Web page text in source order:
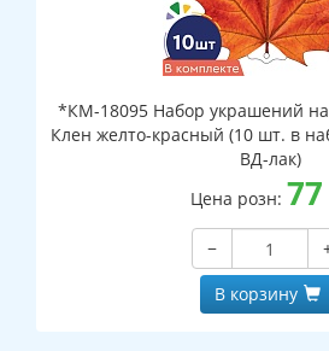
*КМ-18095 Набор украшений на
Клен желто-красный (10 шт. в
ВД-лак)
Цена розн: 77
−
В корзину